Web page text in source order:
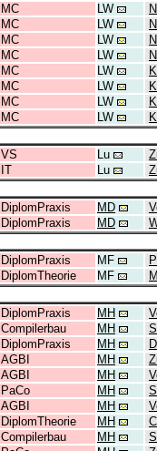
MC LW
MC LW
MC LW
MC LW
MC LW
MC LW
MC LW
MC LW
VS Lu
IT Lu
DiplomPraxis MD
DiplomPraxis MD
DiplomPraxis MF
DiplomTheorie MF
DiplomPraxis MH
Compilerbau MH
DiplomPraxis MH
AGBI MH
AGBI MH
PaCo MH
AGBI MH
DiplomTheorie MH
Compilerbau MH